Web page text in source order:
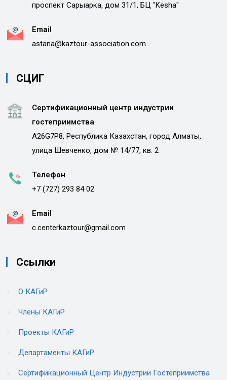
проспект Сарыарка, дом 31/1, БЦ "Kesha"
Email
astana@kaztour-association.com
СЦИГ
Сертификационный центр индустрии
гостеприимства
A26G7P8, Республика Казахстан, город Алматы,
улица Шевченко, дом № 14/77, кв. 2
Телефон
+7 (727) 293 84 02
Email
c.centerkaztour@gmail.com
Ссылки
О КАГиР
Члены КАГиР
Проекты КАГиР
Департаменты КАГиР
Сертификационный Центр Индустрии Гостеприимства